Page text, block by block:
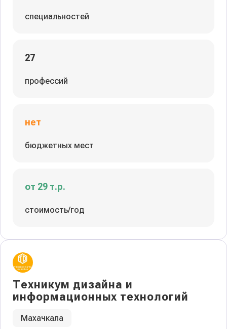
специальностей
27
профессий
нет
бюджетных мест
от 29 т.р.
стоимость/год
Техникум дизайна и
информационных технологий
Махачкала